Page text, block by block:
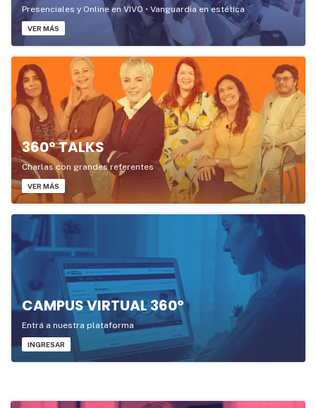
Presenciales y Online en VIVO • Vanguardia en estética
VER MÁS
360° TALKS
Charlas con grandes referentes
VER MÁS
CAMPUS VIRTUAL 360°
Entrá a nuestra plataforma
INGRESAR